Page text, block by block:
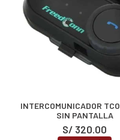
INTERCOMUNICADOR
SIN PANTALLA
S/ 320.00